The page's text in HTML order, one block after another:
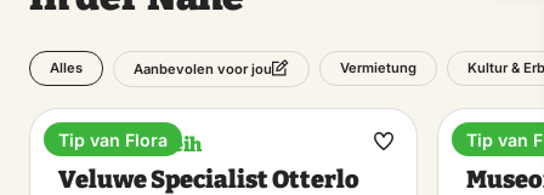
Alles Aanbevolen voor jou Vermietung Kultur &
Fahrradverleih
Veluwe Specialist Otterlo
Tip van Flora
Favorit
Tip van